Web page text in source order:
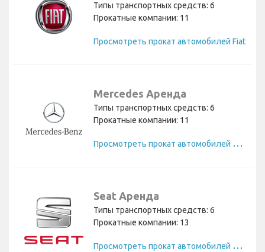
Типы транспортных средств: 6
Прокатные компании: 11
Просмотреть прокат автомобилей Fiat
Mercedes Аренда
Типы транспортных средств: 6
Прокатные компании: 11
П
росмотреть прокат автомобилей Mercedes
Seat Аренда
Типы транспортных средств: 6
Прокатные компании: 13
П
росмотреть прокат автомобилей Seat